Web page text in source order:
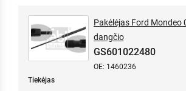
Pakėlėjas Ford Mondeo
dangčio
GS601022480
OE: 1460236
Tiekėjas